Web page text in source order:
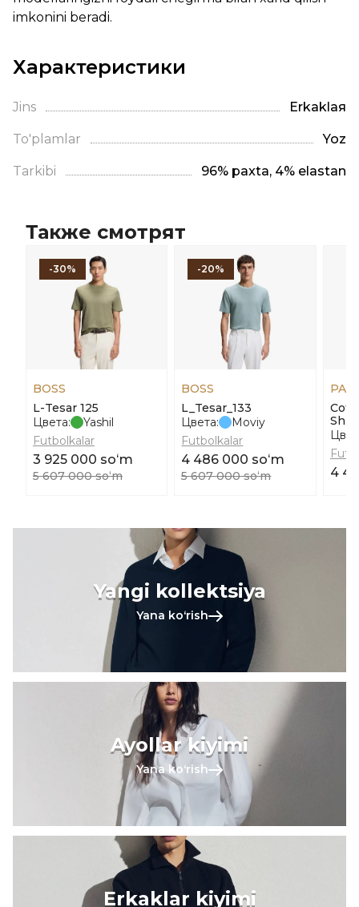
imkonini beradi.
Характеристики
Jins Erkaklая
To'plamlar Yoz
Tarkibi 96% paxta, 4% elastan
Также смотрят
-30%
BOSS
L-Tesar 125
Цвета:
Yashil
Futbolkalar
3 925 000 soʻm
5 607 000 soʻm
-20%
BOSS
L_Tesar_133
Цвета:
Moviy
Futbolkalar
4 486 000 soʻm
5 607 000 soʻm
Shirt
4
Yangi kollektsiya
Yana koʻrish
Ayollar kiyimi
Yana koʻrish
Erkaklar kiyimi